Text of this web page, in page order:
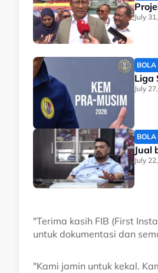
July
BOLA
Liga
July
BOLA
Jual
July
"Terima kasih FIB (First
untuk dokumentasi dan
"Kami jamin untuk kekal.